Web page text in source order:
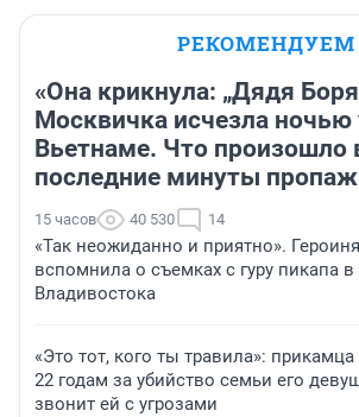
РЕКОМЕНДУЕМ
«Она крикнула: „Дядя
Москвичка исчезла ночью
Вьетнаме. Что произошло
последние минуты
15 часов 40 530 14
«Так неожиданно и приятно».
вспомнила о съемках с гуру пикапа
Владивостока
«Это тот, кого ты травила»:
22 годам за убийство семьи его
звонит ей с угрозами